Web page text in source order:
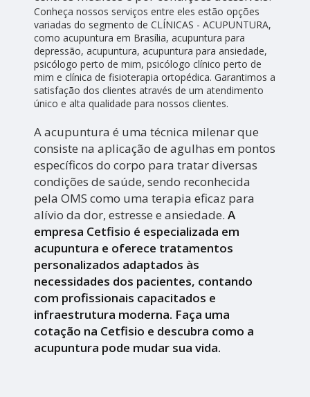
Conheça nossos serviços entre eles estão opções
variadas do segmento de CLÍNICAS - ACUPUNTURA,
como acupuntura em Brasília, acupuntura para
depressão, acupuntura, acupuntura para ansiedade,
psicólogo perto de mim, psicólogo clínico perto de
mim e clínica de fisioterapia ortopédica. Garantimos a
satisfação dos clientes através de um atendimento
único e alta qualidade para nossos clientes.
A acupuntura é uma técnica milenar que
consiste na aplicação de agulhas em pontos
específicos do corpo para tratar diversas
condições de saúde, sendo reconhecida
pela OMS como uma terapia eficaz para
alívio da dor, estresse e ansiedade.A
empresa Cetfisio é especializada em
acupuntura e oferece tratamentos
personalizados adaptados às
necessidades dos pacientes, contando
com profissionais capacitados e
infraestrutura moderna. Faça uma
cotação na Cetfisio e descubra como a
acupuntura pode mudar sua vida.